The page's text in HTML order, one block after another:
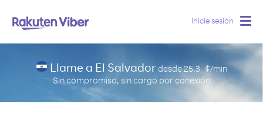
Inicie sesión
Llame a El Salvadordesde25.3 ¢/min
Sin compromiso, sin cargo por conexión